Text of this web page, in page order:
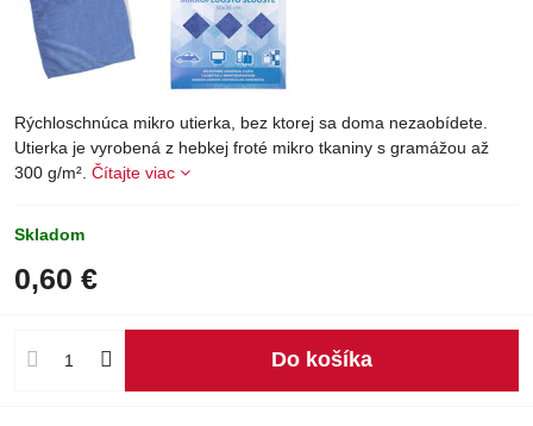
Rýchloschnúca mikro utierka, bez ktorej sa doma nezaobídete.
Utierka je vyrobená z hebkej froté mikro tkaniny s gramážou až
300 g/m². Čítajte viac
Skladom
0,60 €
Do košíka